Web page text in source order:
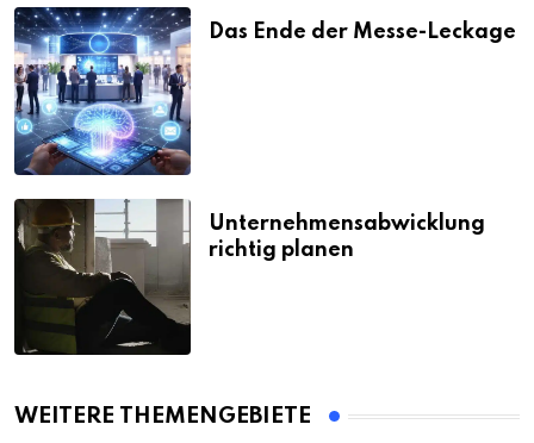
Das Ende der Messe-Leckage
Unternehmensabwicklung
richtig planen
WEITERE THEMENGEBIETE